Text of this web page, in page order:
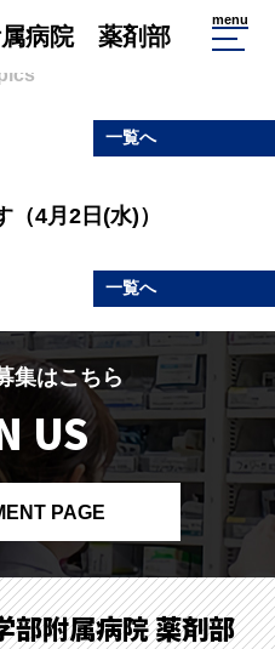
属病院 薬剤部
menu
一覧へ
4月2日(水)）
一覧へ
集はこちら
US
PAGE
部附属病院 薬剤部